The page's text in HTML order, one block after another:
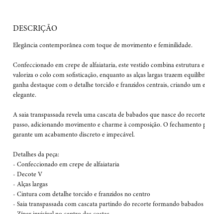
Elegância contemporânea com toque de movimento e feminilidade.
Confeccionado em crepe de alfaiataria, este vestido combina estrutura
valoriza o colo com sofisticação, enquanto as alças largas trazem
ganha destaque com o detalhe torcido e franzidos centrais, criando um
elegante.
A saia transpassada revela uma cascata de babados que nasce do
passo, adicionando movimento e charme à composição. O fechamento
garante um acabamento discreto e impecável.
Detalhes da peça:
- Confeccionado em crepe de alfaiataria
- Decote V
- Alças largas
- Cintura com detalhe torcido e franzidos no centro
- Saia transpassada com cascata partindo do recorte formando babados